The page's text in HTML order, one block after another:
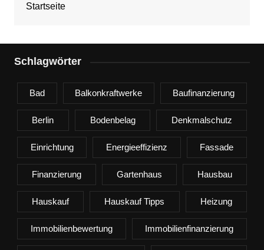
Startseite
Schlagwörter
Bad Balkonkraftwerke Baufinanzierung
Berlin Bodenbelag Denkmalschutz
Einrichtung Energieeffizienz Fassade
Finanzierung Gartenhaus Hausbau
Hauskauf Hauskauf Tipps Heizung
Immobilienbewertung Immobilienfinanzierung